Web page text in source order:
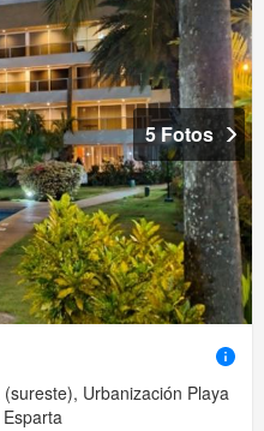
5 Fotos
Urbanización Playa